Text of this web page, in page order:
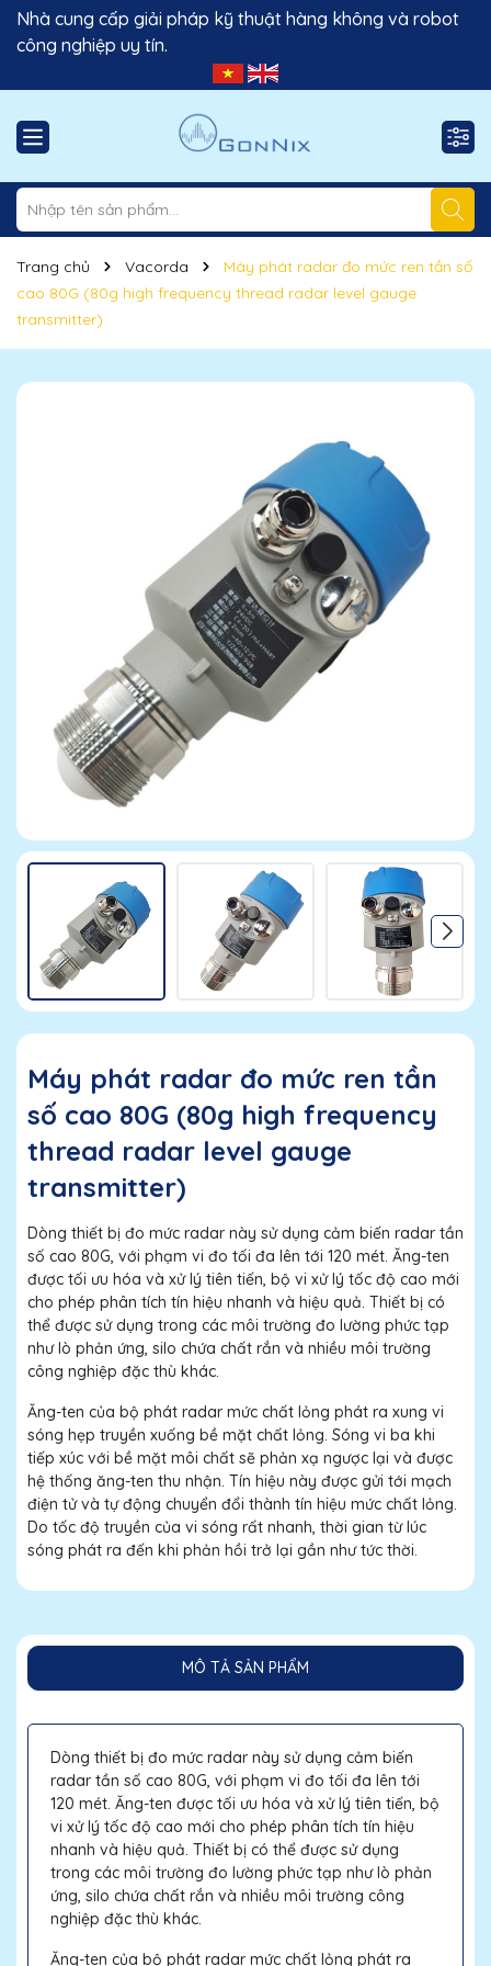
Nhà cung cấp giải pháp kỹ thuật hàng không và robot
công nghiệp uy tín.
Trang chủ Vacorda
Máy phát radar đo mức ren tần số
cao 80G (80g high frequency thread radar level gauge
transmitter)
Máy phát radar đo mức ren tần
số cao 80G (80g high frequency
thread radar level gauge
transmitter)
Dòng thiết bị đo mức radar này sử dụng cảm biến radar tần
số cao 80G, với phạm vi đo tối đa lên tới 120 mét. Ăng-ten
được tối ưu hóa và xử lý tiên tiến, bộ vi xử lý tốc độ cao mới
cho phép phân tích tín hiệu nhanh và hiệu quả. Thiết bị có
thể được sử dụng trong các môi trường đo lường phức tạp
như lò phản ứng, silo chứa chất rắn và nhiều môi trường
công nghiệp đặc thù khác.
Ăng-ten của bộ phát radar mức chất lỏng phát ra xung vi
sóng hẹp truyền xuống bề mặt chất lỏng. Sóng vi ba khi
tiếp xúc với bề mặt môi chất sẽ phản xạ ngược lại và được
hệ thống ăng-ten thu nhận. Tín hiệu này được gửi tới mạch
điện tử và tự động chuyển đổi thành tín hiệu mức chất lỏng.
Do tốc độ truyền của vi sóng rất nhanh, thời gian từ lúc
sóng phát ra đến khi phản hồi trở lại gần như tức thời.
MÔ TẢ SẢN PHẨM
Dòng thiết bị đo mức radar này sử dụng cảm biến
radar tần số cao 80G, với phạm vi đo tối đa lên tới
120 mét. Ăng-ten được tối ưu hóa và xử lý tiên tiến, bộ
vi xử lý tốc độ cao mới cho phép phân tích tín hiệu
nhanh và hiệu quả. Thiết bị có thể được sử dụng
trong các môi trường đo lường phức tạp như lò phản
ứng, silo chứa chất rắn và nhiều môi trường công
nghiệp đặc thù khác.
Ăng-ten của bộ phát radar mức chất lỏng phát ra